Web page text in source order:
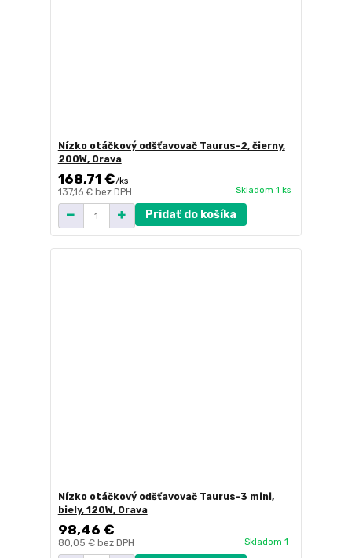
Nízko otáčkový odšťavovač Taurus-2, čierny,
200W, Orava
168,71 €/ks
137,16 € bez DPH Skladom 1 ks
Pridať do košíka
Nízko otáčkový odšťavovač Taurus-3 mini,
biely, 120W, Orava
98,46 €
80,05 € bez DPH Skladom 1